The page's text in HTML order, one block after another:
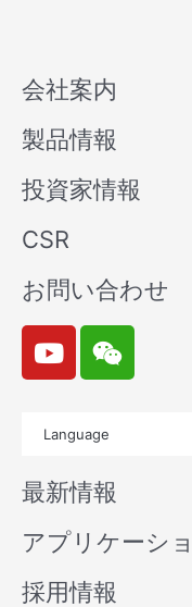
会社案内
製品情報
投資家情報
CSR
お問い合わせ
Y
o
u
b
e
W
e
i
n
Language
最新情報
アプリケーシ
採用情報